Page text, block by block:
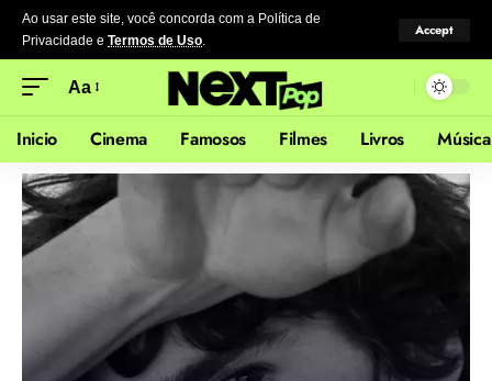
Ao usar este site, você concorda com a Política de
Privacidade e Termos de Uso.
Accept
Aa
Inicio Cinema Famosos Filmes Livros Música